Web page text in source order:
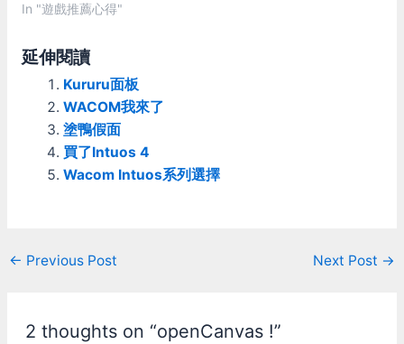
In "遊戲推薦心得"
延伸閱讀
Kururu面板
WACOM我來了
塗鴨假面
買了Intuos 4
Wacom Intuos系列選擇
Post
← Previous Post Next Post →
2 thoughts on “openCanvas !”